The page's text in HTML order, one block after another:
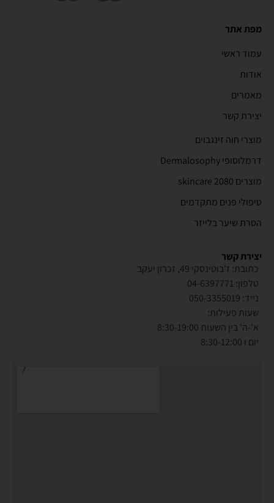
יצירת קשר
כתובת: ז'בוטינסקי 49, זכרון יעקב
טלפון: 04-6397771
נייד: 050-3355019
שעות פעילות:
א'-ה' בין השעות 8:30-19:00
יום ו 8:30-12:00
מפת אתר
עמוד ראשי
אודות
מאמרים
יצירת קשר
מוצרי חוה זינגבוים
דרמלוסופי Dermalosophy
מוצרים 2080 skincare
טיפולי פנים מתקדמים
הסרת שיער בלייזר